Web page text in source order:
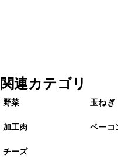
関連カテゴリ
野菜 玉ねぎ
加工肉 ベーコ
チーズ